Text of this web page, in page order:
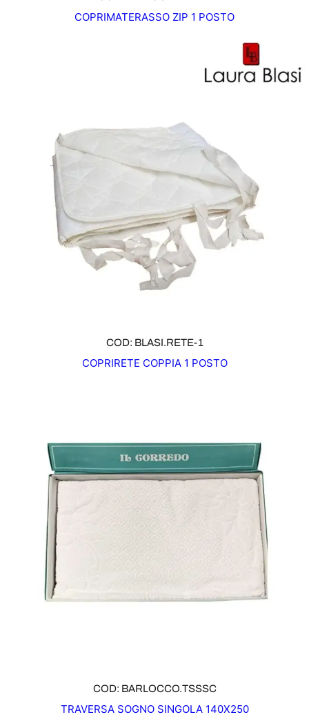
COPRIMATERASSO ZIP 1 POSTO
COD: BLASI.RETE-1
COPRIRETE COPPIA 1 POSTO
COD: BARLOCCO.TSSSC
TRAVERSA SOGNO SINGOLA 140X250